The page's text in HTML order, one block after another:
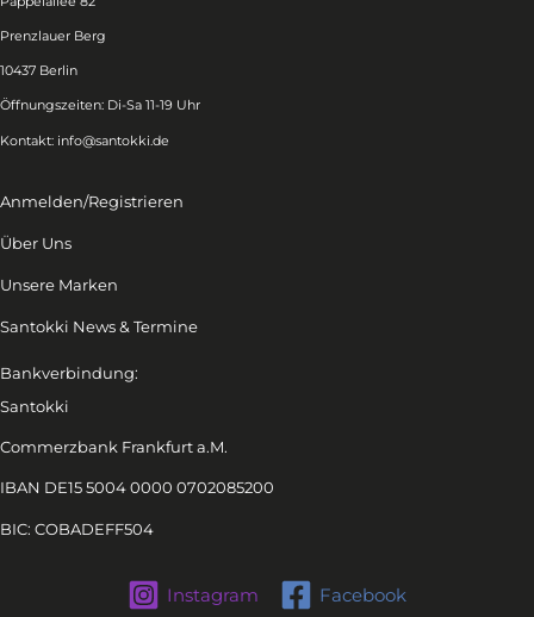
Prenzlauer Berg
10437 Berlin
Öffnungszeiten: Di-Sa 11-19 Uhr
Kontakt: info@santokki.de
Anmelden/Registrieren
Über Uns
Unsere Marken
Santokki News & Termine
Bankverbindung:
Santokki
Commerzbank Frankfurt a.M.
IBAN DE15 5004 0000 0702085200
BIC: COBADEFF504
Instagram Facebook